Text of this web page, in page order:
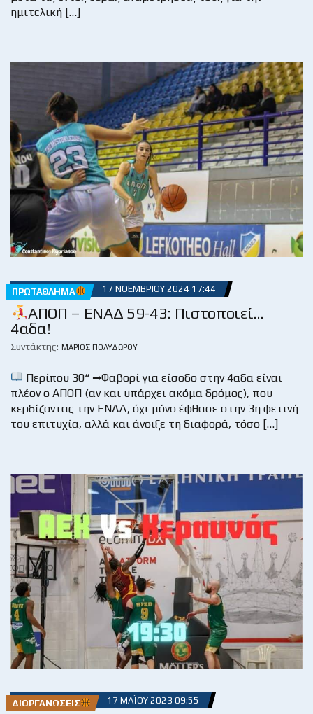
ημιτελική […]
ΠΡΩΤΆΘΛΗΜΑ 17 ΝΟΕΜΒΡΊΟΥ 2024 17:44
ΑΠΟΠ – ΕΝΑΔ 59-43: Πιστοποιεί…
4αδα!
Συντάκτης: ΜΆΡΙΟΣ ΠΟΛΥΔΏΡΟΥ
Περίπου 30“ ➡Φαβορί για είσοδο στην 4αδα είναι
πλέον ο ΑΠΟΠ (αν και υπάρχει ακόμα δρόμος), που
κερδίζοντας την ΕΝΑΔ, όχι μόνο έφθασε στην 3η φετινή
του επιτυχία, αλλά και άνοιξε τη διαφορά, τόσο […]
ΔΙΟΡΓΑΝΏΣΕΙΣ 17 ΜΑΪ́ΟΥ 2023 09:55